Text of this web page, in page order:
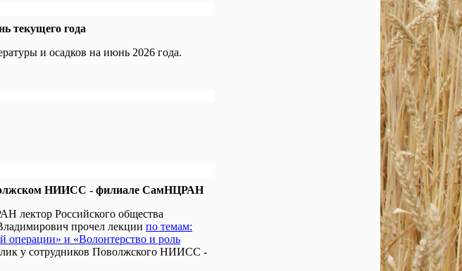
текущего года
и осадков на июнь 2026 года.
НИИСС - филиале СамНЦРАН
лектор Российского общества
прочел лекции по темам:
операции» и «Волонтерство и роль
у сотрудников Поволжского НИИСС -